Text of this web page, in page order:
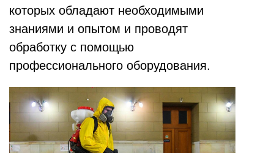
которых обладают необходимыми
знаниями и опытом и проводят
обработку с помощью
профессионального оборудования.